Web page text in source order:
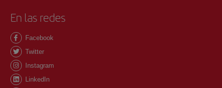
En las redes
Facebook
Twitter
Instagram
LinkedIn